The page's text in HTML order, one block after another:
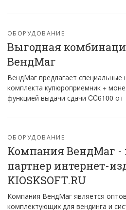
ОБОРУДОВАНИЕ
Выгодная
ВендМаг
ВендМаг предлагает специальные
комплекта купюроприемник +
функцией выдачи сдачи CC6100 от
ОБОРУДОВАНИЕ
Компания ВендМаг -
партнер интернет-
KIOSKSOFT.RU
Компания ВендМаг является
комплектующих для вендинга и